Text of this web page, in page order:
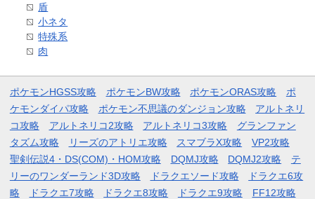
盾
小ネタ
特殊系
肉
ポケモンHGSS攻略 ポケモンBW攻略 ポケモンORAS攻略
ポ
ケモンダイパ攻略
ポケモン不思議のダンジョン攻略
アルトネリ
コ攻略
アルトネリコ2攻略 アルトネリコ3攻略
グランファン
タズム攻略
リーズのアトリエ攻略 スマブラX攻略
VP2攻略
聖剣伝説4・DS(COM)・HOM攻略
DQMJ攻略 DQMJ2攻略
テ
リーのワンダーランド3D攻略
ドラクエソード攻略
ドラクエ6攻
略
ドラクエ7攻略 ドラクエ8攻略 ドラクエ9攻略
FF12攻略